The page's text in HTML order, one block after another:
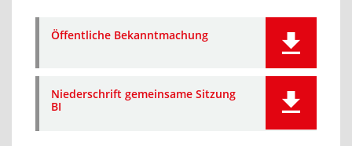
Öffentliche Bekanntmachung
Niederschrift gemeinsame Sitzung
BI